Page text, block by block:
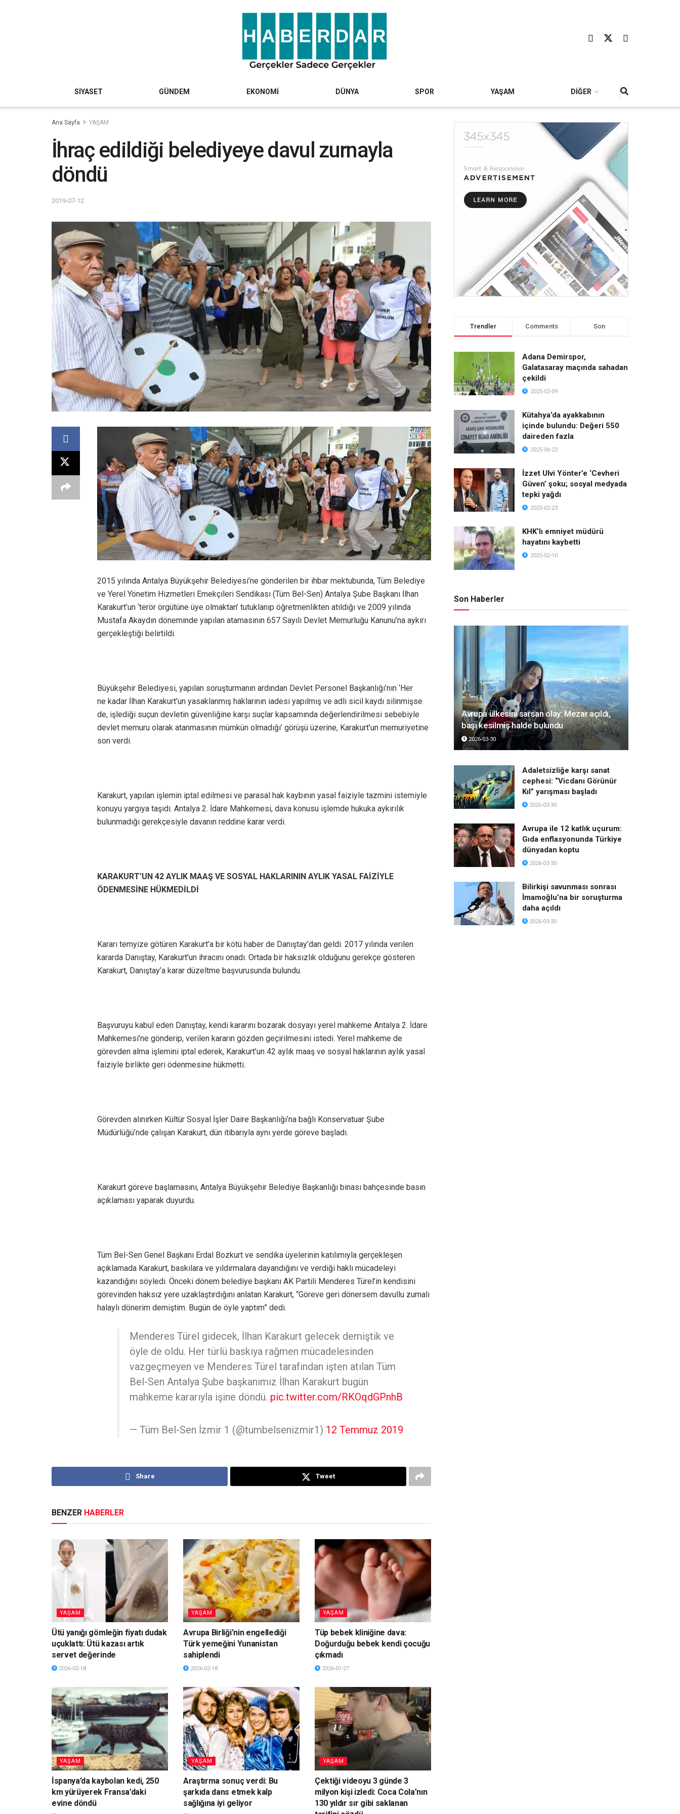
SİYASET GÜNDEM EKONOMİ DÜNYA SPOR YAŞAM DİĞER
Ana Sayfa YAŞAM
İhraç edildiği belediyeye davul zurnayla
döndü
2019-07-12
2015 yılında Antalya Büyükşehir Belediyesi’ne gönderilen bir ihbar mektubunda, Tüm Belediye
ve Yerel Yönetim Hizmetleri Emekçileri Sendikası (Tüm Bel-Sen) Antalya Şube Başkanı İlhan
Karakurt’un ‘terör örgütüne üye olmaktan’ tutuklanıp öğretmenlikten atıldığı ve 2009 yılında
Mustafa Akaydın döneminde yapılan atamasının 657 Sayılı Devlet Memurluğu Kanunu’na aykırı
gerçekleştiği belirtildi.
Büyükşehir Belediyesi, yapılan soruşturmanın ardından Devlet Personel Başkanlığı’nın ‘Her
ne kadar İlhan Karakurt’un yasaklanmış haklarının iadesi yapılmış ve adli sicil kaydı silinmişse
de, işlediği suçun devletin güvenliğine karşı suçlar kapsamında değerlendirilmesi sebebiyle
devlet memuru olarak atanmasının mümkün olmadığı’ görüşü üzerine, Karakurt’un memuriyetine
son verdi.
Karakurt, yapılan işlemin iptal edilmesi ve parasal hak kaybının yasal faiziyle tazmini istemiyle
konuyu yargıya taşıdı. Antalya 2. İdare Mahkemesi, dava konusu işlemde hukuka aykırılık
bulunmadığı gerekçesiyle davanın reddine karar verdi.
KARAKURT’UN 42 AYLIK MAAŞ VE SOSYAL HAKLARININ AYLIK YASAL FAİZİYLE
ÖDENMESİNE HÜKMEDİLDİ
Kararı temyize götüren Karakurt’a bir kötü haber de Danıştay’dan geldi. 2017 yılında verilen
kararda Danıştay, Karakurt’un ihracını onadı. Ortada bir haksızlık olduğunu gerekçe gösteren
Karakurt, Danıştay’a karar düzeltme başvurusunda bulundu.
Başvuruyu kabul eden Danıştay, kendi kararını bozarak dosyayı yerel mahkeme Antalya 2. İdare
Mahkemesi’ne gönderip, verilen kararın gözden geçirilmesini istedi. Yerel mahkeme de
görevden alma işlemini iptal ederek, Karakurt’un 42 aylık maaş ve sosyal haklarının aylık yasal
faiziyle birlikte geri ödenmesine hükmetti.
Görevden alınırken Kültür Sosyal İşler Daire Başkanlığı’na bağlı Konservatuar Şube
Müdürlüğü’nde çalışan Karakurt, dün itibarıyla aynı yerde göreve başladı.
Karakurt göreve başlamasını, Antalya Büyükşehir Belediye Başkanlığı binası bahçesinde basın
açıklaması yaparak duyurdu.
Tüm Bel-Sen Genel Başkanı Erdal Bozkurt ve sendika üyelerinin katılımıyla gerçekleşen
açıklamada Karakurt, baskılara ve yıldırmalara dayandığını ve verdiği haklı mücadeleyi
kazandığını söyledi. Önceki dönem belediye başkanı AK Partili Menderes Türel’in kendisini
görevinden haksız yere uzaklaştırdığını anlatan Karakurt, “Göreve geri dönersem davullu zurnalı
halaylı dönerim demiştim. Bugün de öyle yaptım” dedi.
Menderes Türel gidecek, İlhan Karakurt gelecek demiştik ve
öyle de oldu. Her türlü baskıya rağmen mücadelesinden
vazgeçmeyen ve Menderes Türel tarafından işten atılan Tüm
Bel-Sen Antalya Şube başkanımız İlhan Karakurt bugün
mahkeme kararıyla işine döndü. pic.twitter.com/RKOqdGPnhB
— Tüm Bel-Sen İzmir 1 (@tumbelsenizmir1) 12 Temmuz 2019
Share Tweet
BENZER HABERLER
YAŞAM
Ütü yanığı gömleğin fiyatı dudak
uçuklattı: Ütü kazası artık
servet değerinde
2026-02-18
YAŞAM
Avrupa Birliği’nin engellediği
Türk yemeğini Yunanistan
sahiplendi
2026-02-18
YAŞAM
Tüp bebek kliniğine dava:
Doğurduğu bebek kendi çocuğu
çıkmadı
2026-01-27
YAŞAM
İspanya’da kaybolan kedi, 250
km yürüyerek Fransa’daki
evine döndü
YAŞAM
Araştırma sonuç verdi: Bu
şarkıda dans etmek kalp
sağlığına iyi geliyor
YAŞAM
Çektiği videoyu 3 günde 3
milyon kişi izledi: Coca Cola’nın
130 yıldır sır gibi saklanan
Trendler Comments Son
Adana Demirspor,
Galatasaray maçında sahadan
çekildi
2025-02-09
Kütahya’da ayakkabının
içinde bulundu: Değeri 550
daireden fazla
2025-06-22
İzzet Ulvi Yönter’e ‘Cevheri
Güven’ şoku; sosyal medyada
tepki yağdı
2025-02-23
KHK’lı emniyet müdürü
hayatını kaybetti
2025-02-10
Son Haberler
Avrupa ülkesini sarsan olay: Mezar açıldı,
başı kesilmiş halde bulundu
2026-03-30
Adaletsizliğe karşı sanat
cephesi: “Vicdanı Görünür
Kıl” yarışması başladı
2026-03-30
Avrupa ile 12 katlık uçurum:
Gıda enflasyonunda Türkiye
dünyadan koptu
2026-03-30
Bilirkişi savunması sonrası
İmamoğlu’na bir soruşturma
daha açıldı
2026-03-30